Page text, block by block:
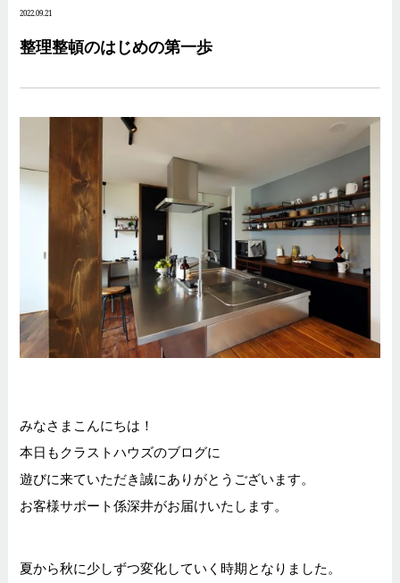
2022.09.21
整理整頓のはじめの第一歩
みなさまこんにちは！
本日もクラストハウズのブログに
遊びに来ていただき誠にありがとうございます。
お客様サポート係深井がお届けいたします。
夏から秋に少しずつ変化していく時期となりました。